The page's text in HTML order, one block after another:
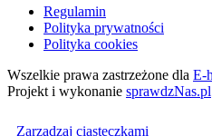
Regulamin
Polityka prywatności
Polityka cookies
Wszelkie prawa zastrzeżone dla E-
Projekt i wykonanie sprawdzNas.pl
Zarządzaj ciasteczkami